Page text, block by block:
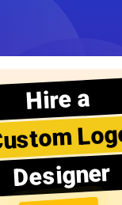
Hire a
Designer